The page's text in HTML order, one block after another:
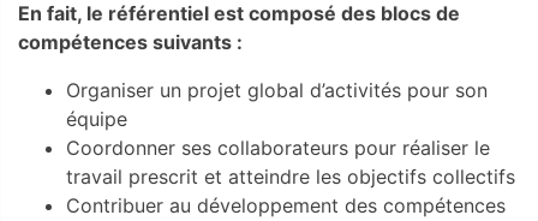
En fait, le référentiel est composé des blocs de
compétences suivants :
Organiser un projet global d’activités pour son
équipe
Coordonner ses collaborateurs pour réaliser le
travail prescrit et atteindre les objectifs collectifs
Contribuer au développement des compétences